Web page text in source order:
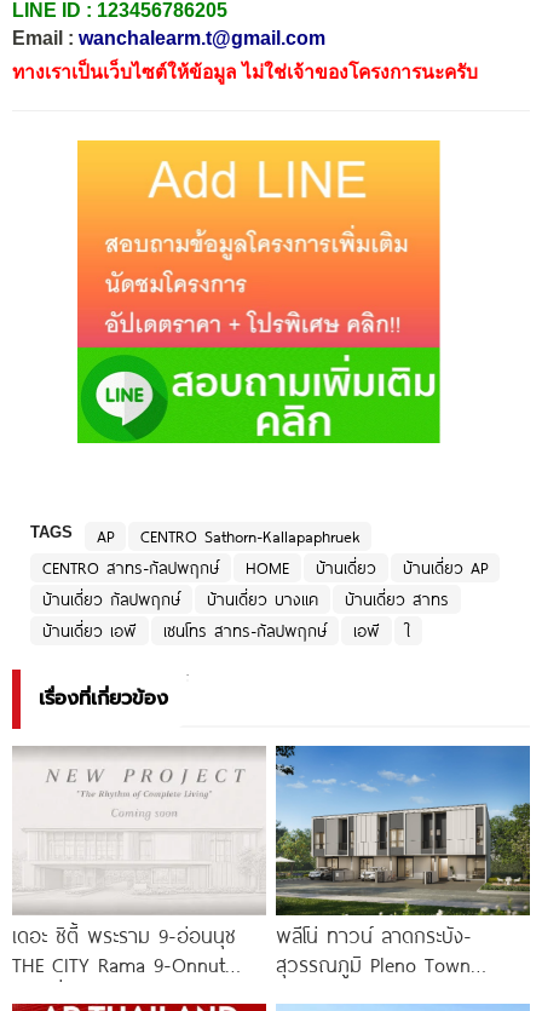
LINE ID : 123456786205
Email : wanchalearm.t@gmail.com
ทางเราเป็นเว็บไซต์ให้ข้อมูล ไม่ใช่เจ้าของโครงการนะครับ
TAGS AP
CENTRO Sathorn-Kallapaphruek
CENTRO สาทร-กัลปพฤกษ์
HOME บ้านเดี่ยว
บ้านเดี่ยว AP
บ้านเดี่ยว กัลปพฤกษ์
บ้านเดี่ยว บางแค
บ้านเดี่ยว สาทร
บ้านเดี่ยว เอพี
เซนโทร สาทร-กัลปพฤกษ์ เอพี ใ
เรื่องที่เกี่ยวข้อง
เดอะ ซิตี้ พระราม 9-อ่อนนุช
THE CITY Rama 9-Onnut
พลีโน่ ทาวน์ ลาดกระบัง-
สุวรรณภูมิ Pleno Town